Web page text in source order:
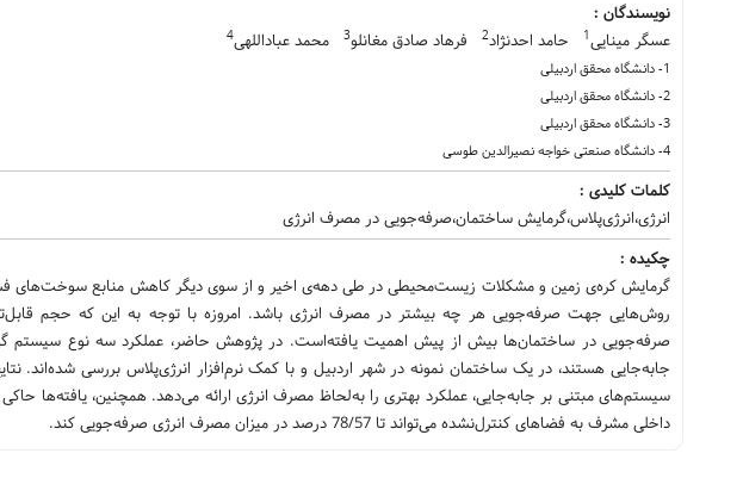
نویسندگان :
عسگر مینایی1 حامد احدنژاد2 فرهاد صادق مغانلو3 محمد عباداللهی4
1- دانشگاه محقق اردبیلی
2- دانشگاه محقق اردبیلی
3- دانشگاه محقق اردبیلی
4- دانشگاه صنعتی خواجه نصیرالدین طوسی
کلمات کلیدی :
انرژی،انرژی‌پلاس،گرمایش ساختمان،صرفه‌جویی در مصرف انرژی
چکیده :
گرمایش کره‌ی زمین و مشکلات زیست‌محیطی در طی دهه‌ی اخیر و از سوی دیگر کاهش منابع سوخت‌های
روش‌هایی جهت صرفه‌جویی هر چه بیشتر در مصرف انرژی باشد. امروزه با توجه به این که حجم
صرفه‌جویی در ساختمان‌ها بیش از پیش اهمیت یافته‌است. در پژوهش حاضر، عملکرد سه نوع سیستم
جابه‌جایی هستند، در یک ساختمان نمونه در شهر اردبیل و با کمک نرم‌افزار انرژی‌پلاس بررسی شده‌اند.
سیستم‌های مبتنی بر جابه‌جایی، عملکرد بهتری را به‌لحاظ مصرف انرژی ارائه می‌دهد. همچنین، یافته‌ها
داخلی مشرف به فضاهای کنترل‌نشده می‌تواند تا 78/57 درصد در میزان مصرف انرژی صرفه‌جویی کند.